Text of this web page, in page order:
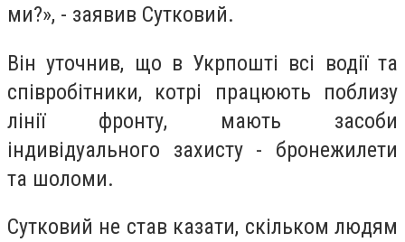
ми?», - заявив Сутковий.
Він уточнив, що в Укрпошті всі водії та
співробітники, котрі працюють поблизу
лінії фронту, мають засоби
індивідуального захисту - бронежилети
та шоломи.
Сутковий не став казати, скільком людям